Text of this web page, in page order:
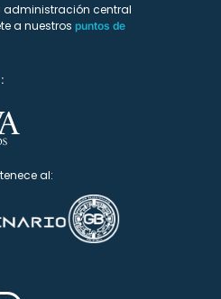
administración central
a nuestros puntos de
al: